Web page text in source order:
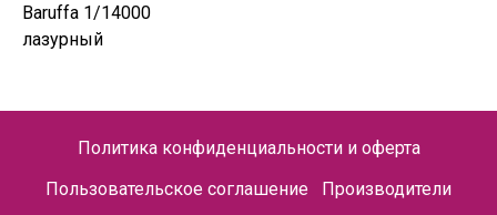
Baruffa 1/14000
лазурный
Политика конфиденциальности и оферта
Пользовательское соглашение
Производители